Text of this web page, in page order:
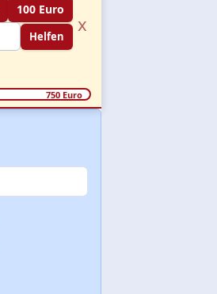
100 Euro
Helfen
x
750 Euro